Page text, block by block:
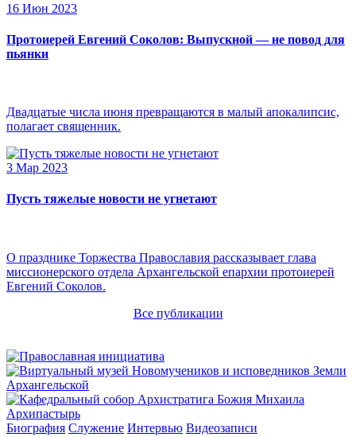
16 Июн 2023
Протоиерей Евгений Соколов: Выпускной — не повод для
пьянки
Двадцатые числа июня превращаются в малый апокалипсис,
полагает священник.
3 Мар 2023
Пусть тяжелые новости не угнетают
О празднике Торжества Православия рассказывает глава
миссионерского отдела Архангельской епархии протоиерей
Евгений Соколов.
Все публикации
Архипастырь
Биография Служение Интервью Видеозаписи